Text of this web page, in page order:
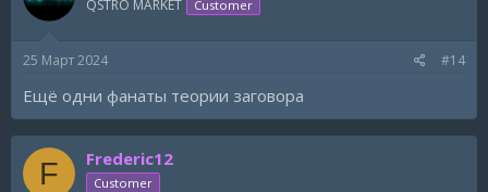
QSTRO MARKET Customer
25 Март 2024 #14
Ещё одни фанаты теории заговора
F Frederic12
Customer